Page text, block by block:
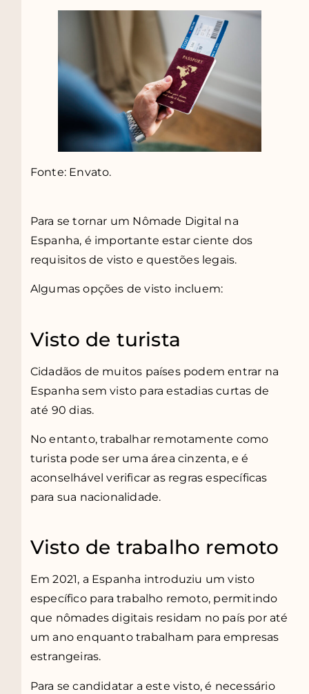
Fonte: Envato.
Para se tornar um Nômade Digital na
Espanha, é importante estar ciente dos
requisitos de visto e questões legais.
Algumas opções de visto incluem:
Visto de turista
Cidadãos de muitos países podem entrar na
Espanha sem visto para estadias curtas de
até 90 dias.
No entanto, trabalhar remotamente como
turista pode ser uma área cinzenta, e é
aconselhável verificar as regras específicas
para sua nacionalidade.
Visto de trabalho remoto
Em 2021, a Espanha introduziu um visto
específico para trabalho remoto, permitindo
que nômades digitais residam no país por até
um ano enquanto trabalham para empresas
estrangeiras.
Para se candidatar a este visto, é necessário